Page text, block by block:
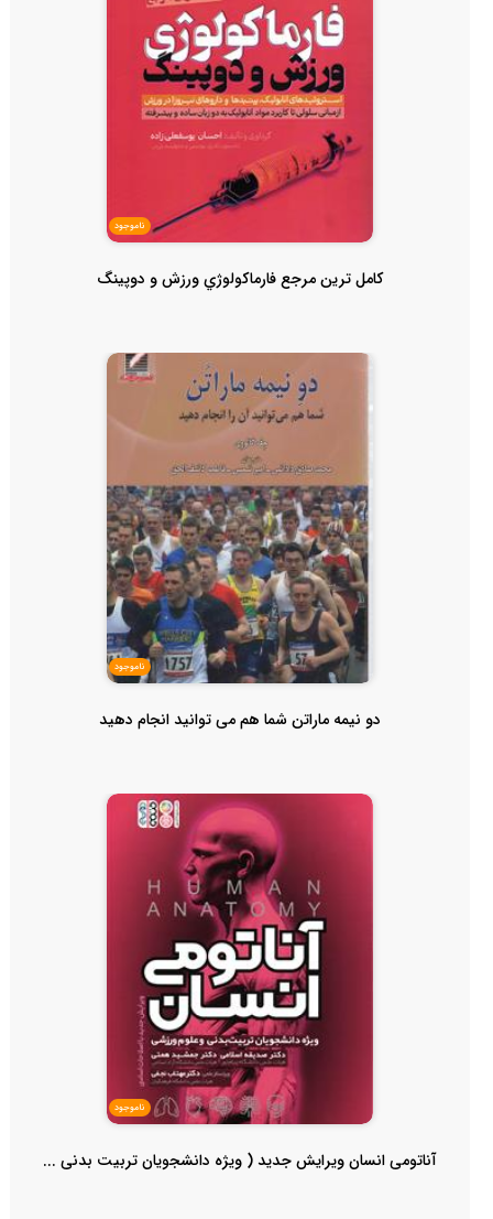
ناموجود
كامل ترين مرجع فارماكولوژي ورزش و دوپينگ
ناموجود
دو نیمه ماراتن شما هم می توانید انجام دهید
ناموجود
آناتومی انسان ویرایش جدید ( ویژه دانشجویان تربیت بدنی ...